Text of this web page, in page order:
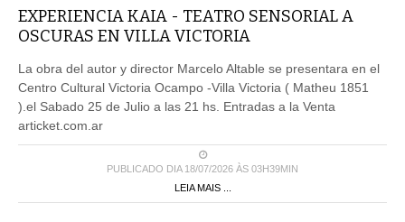
OSCURAS EN VILLA VICTORIA
Centro Cultural Victoria Ocampo -Villa Victoria ( Matheu 1851
).el Sabado 25 de Julio a las 21 hs. Entradas a la Venta
articket.com.ar
PUBLICADO DIA 18/07/2026 ÀS 03H39MIN
LEIA MAIS ...